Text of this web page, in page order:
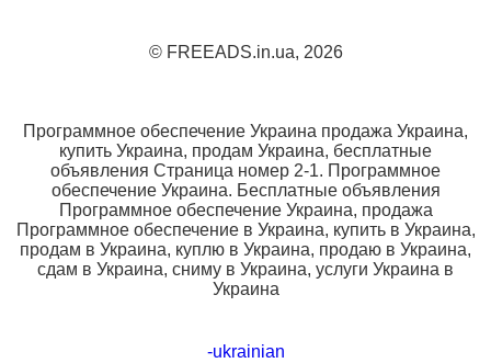
© FREEADS.in.ua, 2026
Программное обеспечение Украина продажа Украина,
купить Украина, продам Украина, бесплатные
объявления Страница номер 2-1. Программное
обеспечение Украина. Бесплатные объявления
Программное обеспечение Украина, продажа
Программное обеспечение в Украина, купить в Украина,
продам в Украина, куплю в Украина, продаю в Украина,
сдам в Украина, сниму в Украина, услуги Украина в
Украина
-ukrainian